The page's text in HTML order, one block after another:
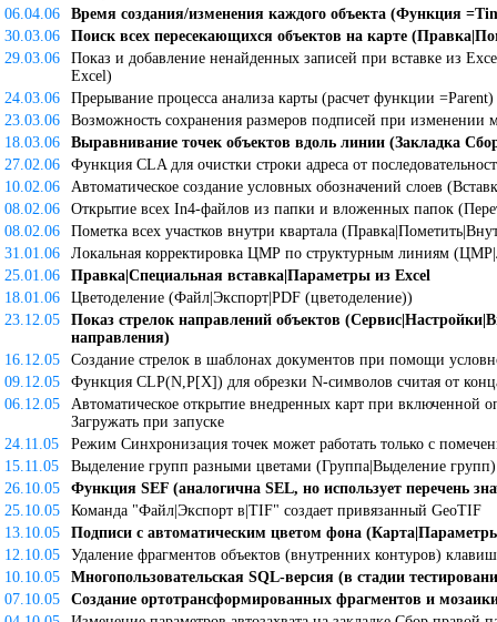
06.04.06
Время создания/изменения каждого объекта (Функция
30.03.06
Поиск всех пересекающихся объектов на карте
29.03.06
Показ и добавление ненайденных записей при вставке из
Excel)
24.03.06
Прерывание процесса анализа карты (расчет функции
23.03.06
Возможность сохранения размеров подписей при изменении
18.03.06
Выравнивание точек объектов вдоль линии (Закладка
27.02.06
Функция CLA для очистки строки адреса от
10.02.06
Автоматическое создание условных обозначений слоев
08.02.06
Открытие всех In4-файлов из папки и вложенных папок
08.02.06
Пометка всех участков внутри квартала
31.01.06
Локальная корректировка ЦМР по структурным линиям
25.01.06
Правка|Специальная вставка|Параметры из Excel
18.01.06
Цветоделение (Файл|Экспорт|PDF (цветоделение))
23.12.05
Показ стрелок направлений объектов
направления)
16.12.05
Создание стрелок в шаблонах документов при помощи
09.12.05
Функция CLP(N,P[X]) для обрезки N-символов считая от
06.12.05
Автоматическое открытие внедренных карт при включенной
Загружать при запуске
24.11.05
Режим Синхронизация точек может работать только с
15.11.05
Выделение групп разными цветами (Группа|Выделение групп)
26.10.05
Функция SEF (аналогична SEL, но использует перечень
25.10.05
Команда "Файл|Экспорт в|TIF" создает привязанный GeoTIF
13.10.05
Подписи с автоматическим цветом фона
12.10.05
Удаление фрагментов объектов (внутренних контуров)
10.10.05
Многопользовательская SQL-версия (в стадии
07.10.05
Создание ортотрансформированных фрагментов и